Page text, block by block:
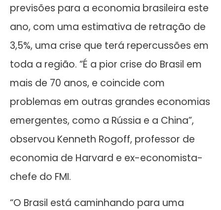
previsões para a economia brasileira este
ano, com uma estimativa de retração de
3,5%, uma crise que terá repercussões em
toda a região. “É a pior crise do Brasil em
mais de 70 anos, e coincide com
problemas em outras grandes economias
emergentes, como a Rússia e a China”,
observou Kenneth Rogoff, professor de
economia de Harvard e ex-economista-
chefe do FMI.
“O Brasil está caminhando para uma